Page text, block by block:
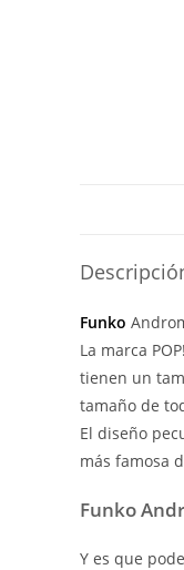
Funko
La marca
tienen un
tamaño de
El diseño
más famosa
Funko
Y es que